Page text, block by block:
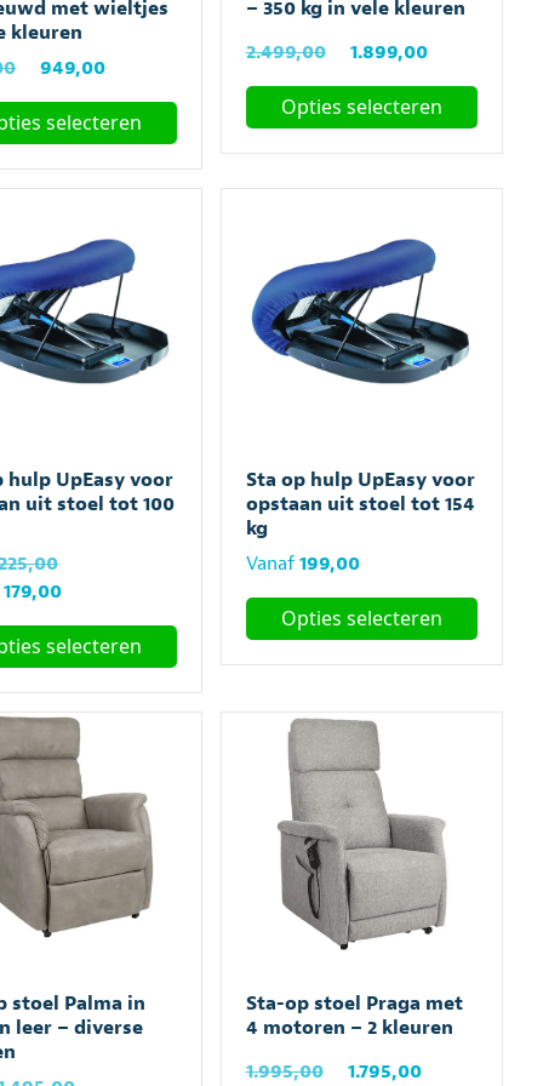
met wieltjes
kleuren
Oorspronkelijke
was:
€1.149,00.
949,00
is:
€949,00.
selecteren
– 350 kg in vele kleuren
2.499,00
Oorspronkelijke
was:
€2.499,00.
1.899,00
€1.899,00.
Opties selecteren
heeft
Deze
optie
kan
gekozen
productpagina
hulp UpEasy voor
uit stoel tot 100
Vanaf
€225,00.
179,00
is:
Vanaf
selecteren
Sta op hulp UpEasy voor
opstaan uit stoel tot 154
kg
Vanaf 199,00
Opties selecteren
heeft
meerdere
variaties.
optie
gekozen
worden
stoel Palma in
leer – diverse
Sta-op stoel Praga met
4 motoren – 2 kleuren
1.995,00
Oorspronkelijke
1.795,00